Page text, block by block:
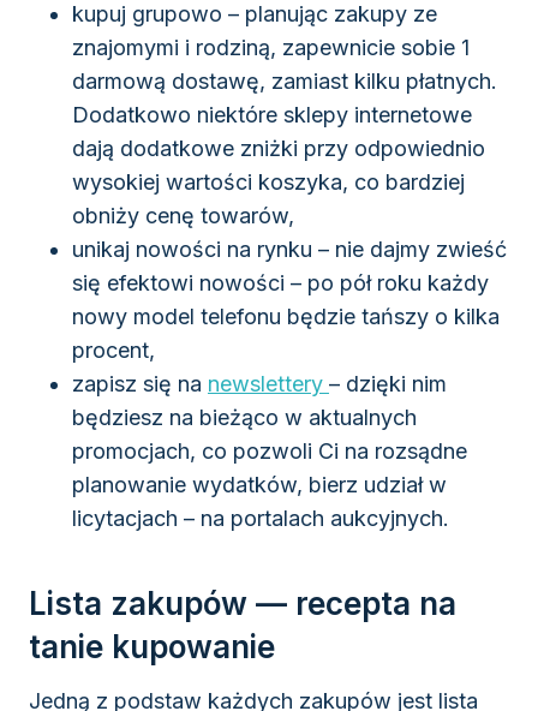
kupuj grupowo – planując zakupy ze
znajomymi i rodziną, zapewnicie sobie 1
darmową dostawę, zamiast kilku płatnych.
Dodatkowo niektóre sklepy internetowe
dają dodatkowe zniżki przy odpowiednio
wysokiej wartości koszyka, co bardziej
obniży cenę towarów,
unikaj nowości na rynku – nie dajmy zwieść
się efektowi nowości – po pół roku każdy
nowy model telefonu będzie tańszy o kilka
procent,
zapisz się na newslettery – dzięki nim
będziesz na bieżąco w aktualnych
promocjach, co pozwoli Ci na rozsądne
planowanie wydatków, bierz udział w
licytacjach – na portalach aukcyjnych.
Lista zakupów — recepta na
tanie kupowanie
Jedną z podstaw każdych zakupów jest lista